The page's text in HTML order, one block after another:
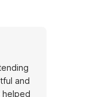
and
helped